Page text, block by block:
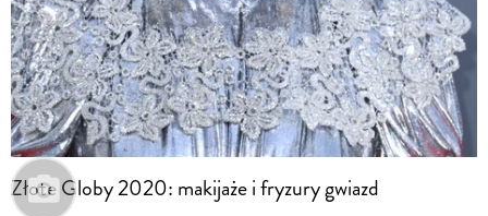
Złote Globy 2020: makijaże i fryzury gwiazd